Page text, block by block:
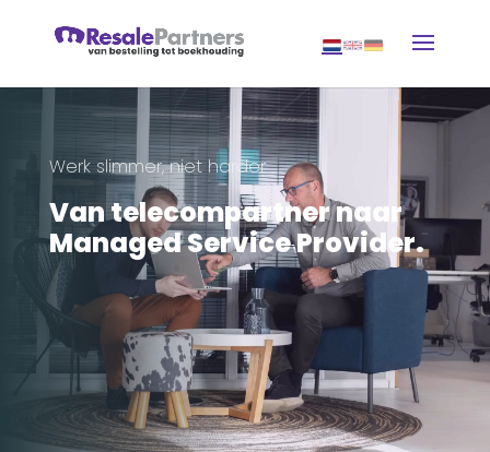
Werk slimmer, niet harder
Van telecompartner naar
Managed Service Provider.